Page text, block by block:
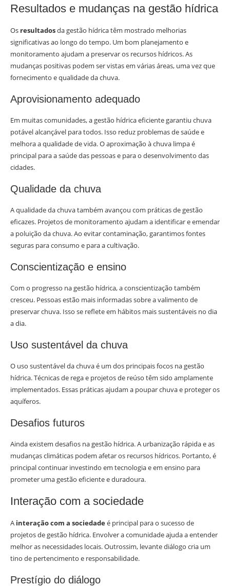
Resultados e mudanças na gestão hídrica
Os resultadosda gestão hídrica têm mostrado melhorias
significativas ao longo do tempo. Um bom planejamento e
monitoramento ajudam a preservar os recursos hídricos. As
mudanças positivas podem ser vistas em várias áreas, uma vez que
fornecimento e qualidade da chuva.
Aprovisionamento adequado
Em muitas comunidades, a gestão hídrica eficiente garantiu chuva
potável alcançável para todos. Isso reduz problemas de saúde e
melhora a qualidade de vida. O aproximação à chuva limpa é
principal para a saúde das pessoas e para o desenvolvimento das
cidades.
Qualidade da chuva
A qualidade da chuva também avançou com práticas de gestão
eficazes. Projetos de monitoramento ajudam a identificar e emendar
a poluição da chuva. Ao evitar contaminação, garantimos fontes
seguras para consumo e para a cultivação.
Conscientização e ensino
Com o progresso na gestão hídrica, a conscientização também
cresceu. Pessoas estão mais informadas sobre a valimento de
preservar chuva. Isso se reflete em hábitos mais sustentáveis no dia
a dia.
Uso sustentável da chuva
O uso sustentável da chuva é um dos principais focos na gestão
hídrica. Técnicas de rega e projetos de reúso têm sido amplamente
implementados. Essas práticas ajudam a poupar chuva e proteger os
aquíferos.
Desafios futuros
Ainda existem desafios na gestão hídrica. A urbanização rápida e as
mudanças climáticas podem afetar os recursos hídricos. Portanto, é
principal continuar investindo em tecnologia e em ensino para
prometer uma gestão eficiente e duradoura.
Interação com a sociedade
A interação com a sociedadeé principal para o sucesso de
projetos de gestão hídrica. Envolver a comunidade ajuda a entender
melhor as necessidades locais. Outrossim, levante diálogo cria um
tino de pertencimento e responsabilidade.
Prestígio do diálogo